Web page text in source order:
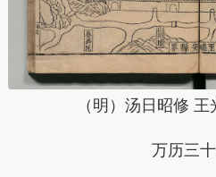
（明 ）汤日昭修 王
万历三